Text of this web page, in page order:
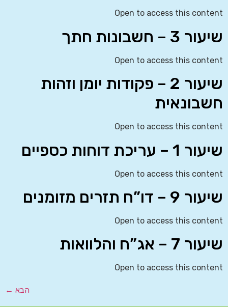
Open to access this content
שיעור 3 – חשבונות חתך
Open to access this content
שיעור 2 – פקודות יומן וזהות
חשבונאית
Open to access this content
שיעור 1 – עריכת דוחות כספיים
Open to access this content
שיעור 9 – דו”ח תזרים מזומנים
Open to access this content
שיעור 7 – אג”ח והלוואות
Open to access this content
הבא ←